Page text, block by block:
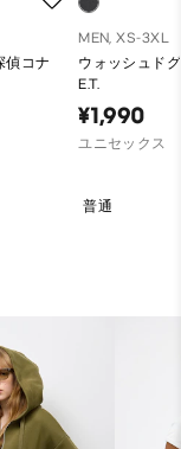
偵コナ
MEN, XS-3XL
ウォッシュド
E.T.
¥1,990
ユニセックス
普通